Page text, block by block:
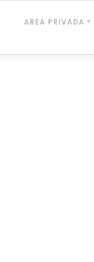
AREA PRIVADA